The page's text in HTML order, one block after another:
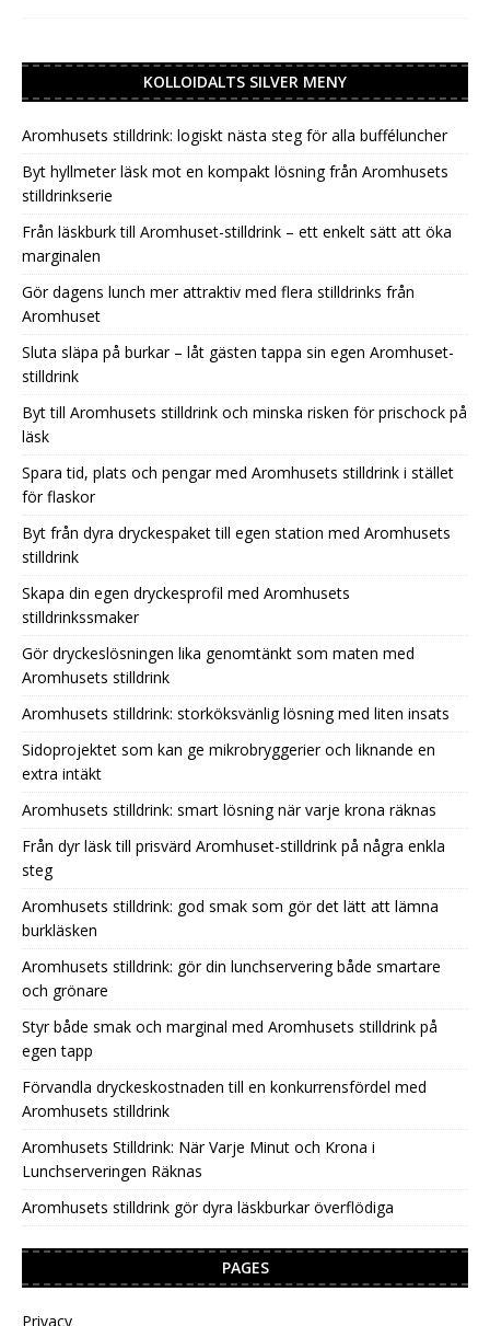
KOLLOIDALTS SILVER MENY
Aromhusets stilldrink: logiskt nästa steg för alla bufféluncher
Byt hyllmeter läsk mot en kompakt lösning från Aromhusets
stilldrinkserie
Från läskburk till Aromhuset-stilldrink – ett enkelt sätt att öka
marginalen
Gör dagens lunch mer attraktiv med flera stilldrinks från
Aromhuset
Sluta släpa på burkar – låt gästen tappa sin egen Aromhuset-
stilldrink
Byt till Aromhusets stilldrink och minska risken för prischock på
läsk
Spara tid, plats och pengar med Aromhusets stilldrink i stället
för flaskor
Byt från dyra dryckespaket till egen station med Aromhusets
stilldrink
Skapa din egen dryckesprofil med Aromhusets
stilldrinkssmaker
Gör dryckeslösningen lika genomtänkt som maten med
Aromhusets stilldrink
Aromhusets stilldrink: storköksvänlig lösning med liten insats
Sidoprojektet som kan ge mikrobryggerier och liknande en
extra intäkt
Aromhusets stilldrink: smart lösning när varje krona räknas
Från dyr läsk till prisvärd Aromhuset-stilldrink på några enkla
steg
Aromhusets stilldrink: god smak som gör det lätt att lämna
burkläsken
Aromhusets stilldrink: gör din lunchservering både smartare
och grönare
Styr både smak och marginal med Aromhusets stilldrink på
egen tapp
Förvandla dryckeskostnaden till en konkurrensfördel med
Aromhusets stilldrink
Aromhusets Stilldrink: När Varje Minut och Krona i
Lunchserveringen Räknas
Aromhusets stilldrink gör dyra läskburkar överflödiga
PAGES
Privacy